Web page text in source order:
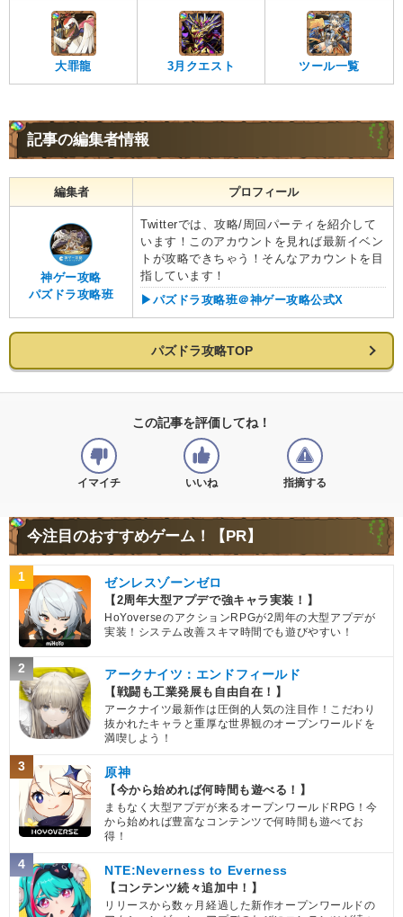
大罪龍 3月クエスト ツール一覧
記事の編集者情報
編集者 プロフィール
神ゲー攻略
パズドラ攻略班
Twitterでは、攻略/周回パーティを紹介して
います！このアカウントを見れば最新イベン
トが攻略できちゃう！そんなアカウントを目
指しています！
▶︎パズドラ攻略班＠神ゲー攻略公式X
パズドラ攻略TOP
この記事を評価してね！
イマイチ いいね 指摘する
今注目のおすすめゲーム！【PR】
1 ゼンレスゾーンゼロ
【2周年大型アプデで強キャラ実装！】
HoYoverseのアクションRPGが2周年の大型アプデが
実装！システム改善スキマ時間でも遊びやすい！
2 アークナイツ：エンドフィールド
【戦闘も工業発展も自由自在！】
アークナイツ最新作は圧倒的人気の注目作！こだわり
抜かれたキャラと重厚な世界観のオープンワールドを
満喫しよう！
3 原神
【今から始めれば何時間も遊べる！】
まもなく大型アプデが来るオープンワールドRPG！今
から始めれば豊富なコンテンツで何時間も遊べてお
得！
4 NTE:Neverness to Everness
【コンテンツ続々追加中！】
リリースから数ヶ月経過した新作オープンワールドの